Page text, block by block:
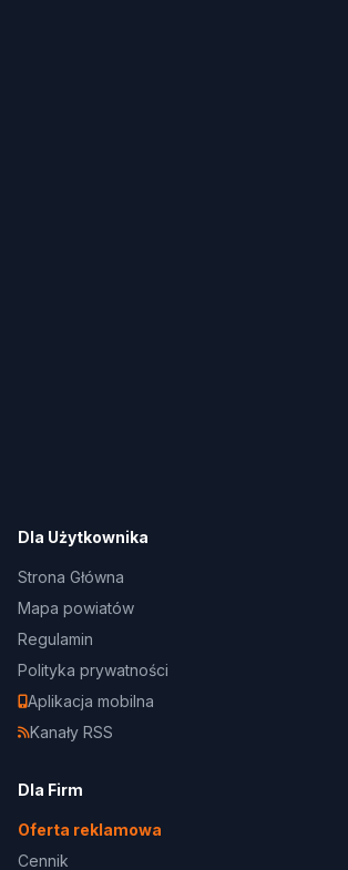
Dla Użytkownika
Strona Główna
Mapa powiatów
Regulamin
Polityka prywatności
Aplikacja mobilna
Kanały RSS
Dla Firm
Oferta reklamowa
Cennik